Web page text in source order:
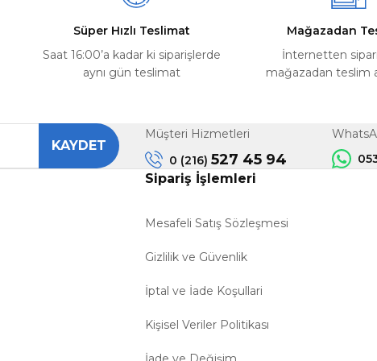
Gönder
Süper Hızlı Teslimat
Saat 16:00’a kadar ki siparişlerde
aynı gün teslimat
Mağazadan
İnternetten
mağazadan teslim
KAYDET
Müşteri Hizmetleri
0 (216) 527 45 94
Sipariş İşlemleri
Mesafeli Satış Sözleşmesi
Gizlilik ve Güvenlik
İptal ve İade Koşullari
Kişisel Veriler Politikası